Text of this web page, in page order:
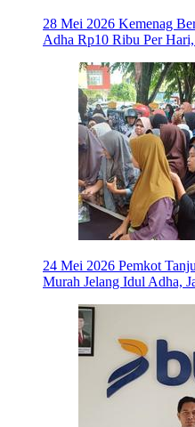
28 Mei 2026 Kemenag
Adha Rp10 Ribu Per
24 Mei 2026 Pemkot
Murah Jelang Idul Adha,